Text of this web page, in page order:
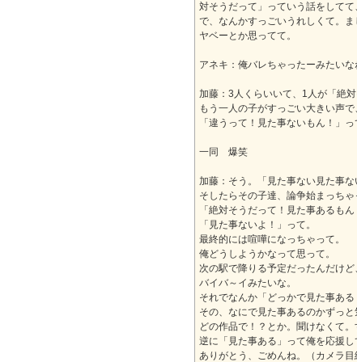
対そうだって」っていう話をしてて
で、なんかすっごいうれしくて。ま
ヤベーとか思ってて。
アネキ：俺バレちゃったーみたいな
加藤：3人くらいいて、1人が「絶
もう一人の子がすっごい大きい声で
「違うって！見た事ないもん！」っ
一同 爆笑
加藤：そう。「見た事ない見た事な
そしたらその子達、論争始まっちゃ
「絶対そうだって！見た事あるもん
「見た事ないよ！」って。
最終的には喧嘩になっちゃって。
俺どうしようかなって思って。
次の駅で降りる予定だったんだけ
バイバ～イみたいな。
それでなんか「どっかで見た事ある
その、なにで見た事あるのかずっと
どの作品で！？とか。聞けなくて。
逆に「見た事ある」って俺を応援し
ありがとう、ごめんね。（カメラ目